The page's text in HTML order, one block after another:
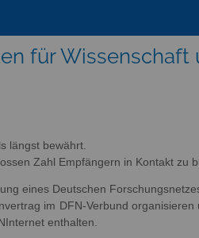
für Wissenschaft
längst bewährt.
Zahl Empfängern in Kontakt zu
eines Deutschen
im DFN-Verbund
enthalten.